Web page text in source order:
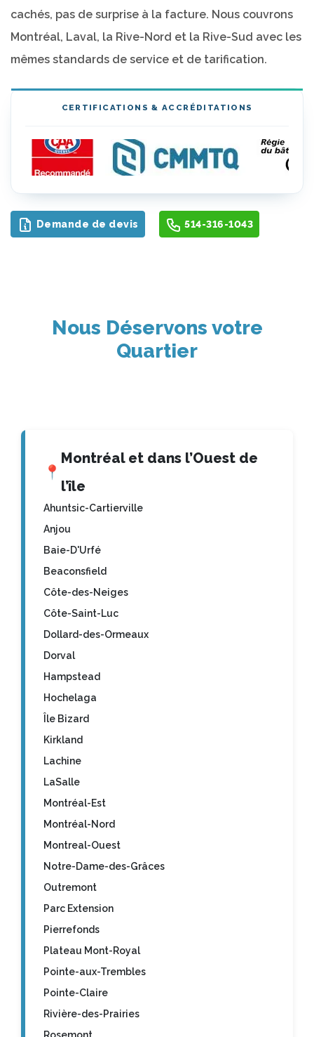
cachés, pas de surprise à la facture. Nous couvrons
Montréal, Laval, la Rive-Nord et la Rive-Sud avec les
mêmes standards de service et de tarification.
CERTIFICATIONS & ACCRÉDITATIONS
Demande de devis 514-316-1043
Nous Déservons votre
Quartier
📍
Montréal et dans l’Ouest de
l’île
Ahuntsic-Cartierville
Anjou
Baie-D'Urfé
Beaconsfield
Côte-des-Neiges
Côte-Saint-Luc
Dollard-des-Ormeaux
Dorval
Hampstead
Hochelaga
Île Bizard
Kirkland
Lachine
LaSalle
Montréal-Est
Montréal-Nord
Montreal-Ouest
Notre-Dame-des-Grâces
Outremont
Parc Extension
Pierrefonds
Plateau Mont-Royal
Pointe-aux-Trembles
Pointe-Claire
Rivière-des-Prairies